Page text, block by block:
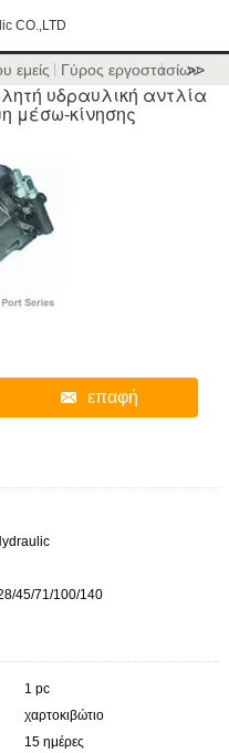
CO.,LTD
εμείς Γύρος εργοστασίων
>>
υδραυλική αντλία
μέσω-κίνησης
επαφή
45/71/100/140
1 pc
χαρτοκιβώτιο
15 ημέρες